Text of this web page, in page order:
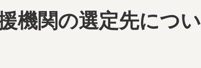
機関の選定先につ